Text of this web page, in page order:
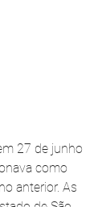
27 de junho
como
anterior. As